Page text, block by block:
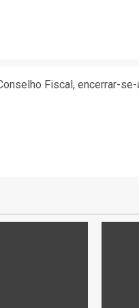
Fiscal, encerrar-